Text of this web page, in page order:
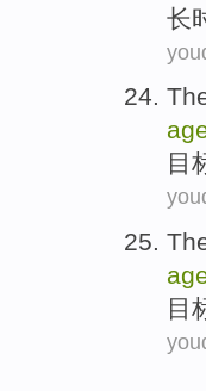
长
目
目